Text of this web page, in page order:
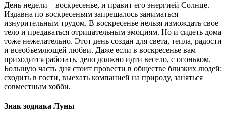
День недели – воскресенье, и правит его энергией Солнце.
Издавна по воскресеньям запрещалось заниматься
изнурительным трудом. В воскресенье нельзя измождать свое
тело и предаваться отрицательным эмоциям. Но и сидеть дома
тоже нежелательно. Этот день создан для света, тепла, радости
и всеобъемлющей любви. Даже если в воскресенье вам
приходится работать, дело должно идти весело, с огоньком.
Большую часть дня стоит провести в обществе близких людей:
сходить в гости, выехать компанией на природу, заняться
совместным хобби.
Знак зодиака Луны